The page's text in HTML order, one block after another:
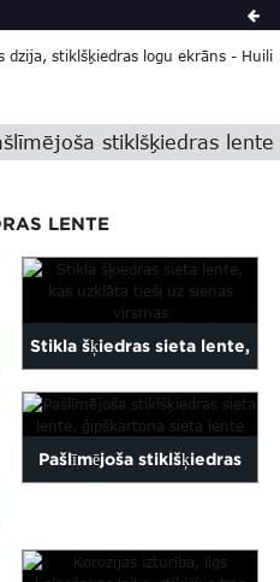
stiklšķiedras lente
LENTE
Stikla šķiedras sieta lente,
kas tieši uzklāta uz si...
Pašlīmējoša stiklšķiedras
sieta...